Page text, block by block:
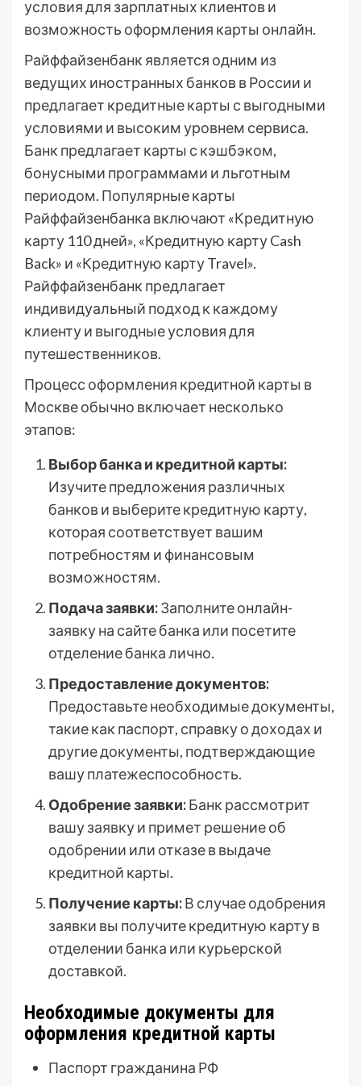
условия для зарплатных клиентов и
возможность оформления карты онлайн.
Райффайзенбанк является одним из
ведущих иностранных банков в России и
предлагает кредитные карты с выгодными
условиями и высоким уровнем сервиса.
Банк предлагает карты с кэшбэком,
бонусными программами и льготным
периодом. Популярные карты
Райффайзенбанка включают «Кредитную
карту 110 дней», «Кредитную карту Cash
Back» и «Кредитную карту Travel».
Райффайзенбанк предлагает
индивидуальный подход к каждому
клиенту и выгодные условия для
путешественников.
Процесс оформления кредитной карты в
Москве обычно включает несколько
этапов:
Выбор банка и кредитной карты:
Изучите предложения различных
банков и выберите кредитную карту,
которая соответствует вашим
потребностям и финансовым
возможностям.
Подача заявки:Заполните онлайн-
заявку на сайте банка или посетите
отделение банка лично.
Предоставление документов:
Предоставьте необходимые документы,
такие как паспорт, справку о доходах и
другие документы, подтверждающие
вашу платежеспособность.
Одобрение заявки:Банк рассмотрит
вашу заявку и примет решение об
одобрении или отказе в выдаче
кредитной карты.
Получение карты:В случае одобрения
заявки вы получите кредитную карту в
отделении банка или курьерской
доставкой.
Необходимые документы для
оформления кредитной карты
Паспорт гражданина РФ